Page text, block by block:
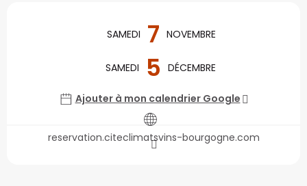
Ouverture et
SAMEDI 7 NOVEMBRE
SAMEDI 5 DÉCEMBRE
Ajouter à mon calendrier Google
reservation.citeclimatsvins-bourgogne.com